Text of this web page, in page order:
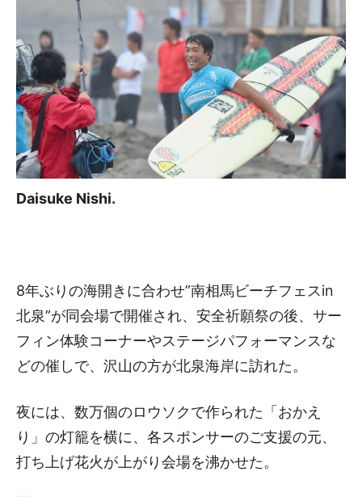
Daisuke Nishi.
8年ぶりの海開きに合わせ”南相馬ビーチフェスin
北泉”が同会場で開催され、安全祈願祭の後、サー
フィン体験コーナーやステージパフォーマンスな
どの催しで、沢山の方が北泉海岸に訪れた。
夜には、数万個のロウソクで作られた「おかえ
り」の灯籠を横に、各スポンサーのご支援の元、
打ち上げ花火が上がり会場を沸かせた。